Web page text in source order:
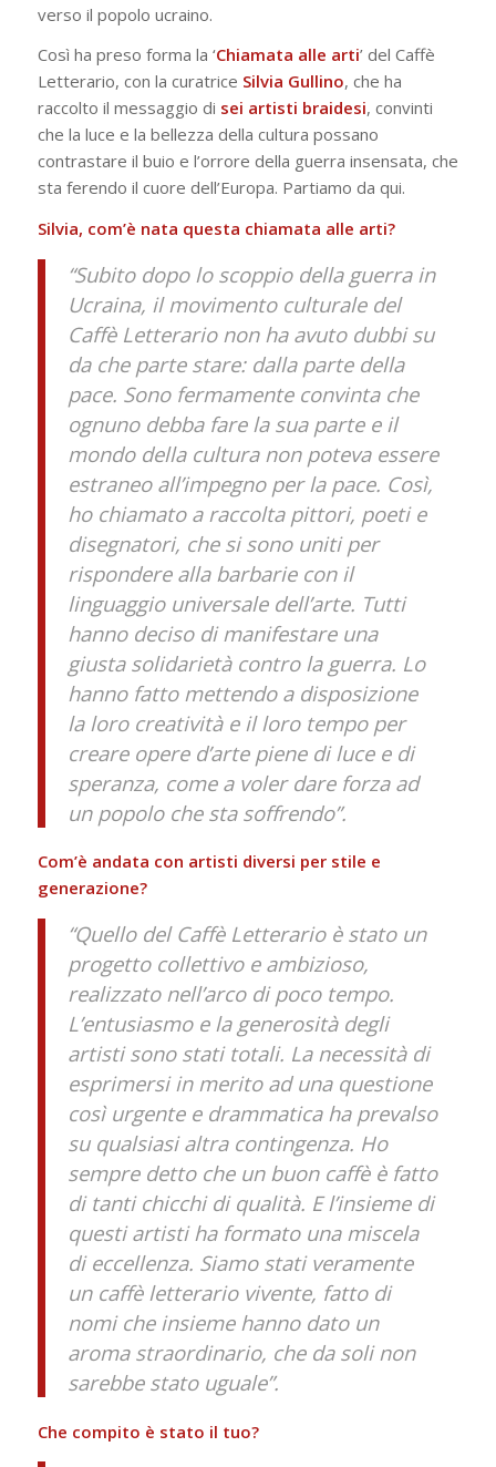
verso il popolo ucraino.
Così ha preso forma la ‘Chiamata alle arti’ del Caffè
Letterario, con la curatrice Silvia Gullino, che ha
raccolto il messaggio di sei artisti braidesi, convinti
che la luce e la bellezza della cultura possano
contrastare il buio e l’orrore della guerra insensata, che
sta ferendo il cuore dell’Europa. Partiamo da qui.
Silvia, com’è nata questa chiamata alle arti?
“Subito dopo lo scoppio della guerra in
Ucraina, il movimento culturale del
Caffè Letterario non ha avuto dubbi su
da che parte stare: dalla parte della
pace. Sono fermamente convinta che
ognuno debba fare la sua parte e il
mondo della cultura non poteva essere
estraneo all’impegno per la pace. Così,
ho chiamato a raccolta pittori, poeti e
disegnatori, che si sono uniti per
rispondere alla barbarie con il
linguaggio universale dell’arte. Tutti
hanno deciso di manifestare una
giusta solidarietà contro la guerra. Lo
hanno fatto mettendo a disposizione
la loro creatività e il loro tempo per
creare opere d’arte piene di luce e di
speranza, come a voler dare forza ad
un popolo che sta soffrendo”.
Com’è andata con artisti diversi per stile e
generazione?
“Quello del Caffè Letterario è stato un
progetto collettivo e ambizioso,
realizzato nell’arco di poco tempo.
L’entusiasmo e la generosità degli
artisti sono stati totali. La necessità di
esprimersi in merito ad una questione
così urgente e drammatica ha prevalso
su qualsiasi altra contingenza. Ho
sempre detto che un buon caffè è fatto
di tanti chicchi di qualità. E l’insieme di
questi artisti ha formato una miscela
di eccellenza. Siamo stati veramente
un caffè letterario vivente, fatto di
nomi che insieme hanno dato un
aroma straordinario, che da soli non
sarebbe stato uguale”.
Che compito è stato il tuo?